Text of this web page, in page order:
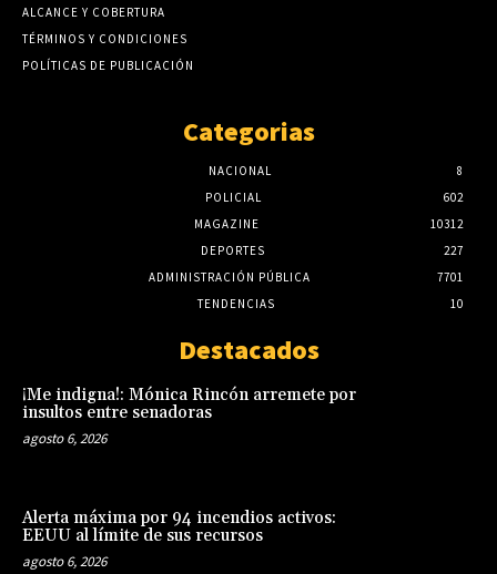
ALCANCE Y COBERTURA
TÉRMINOS Y CONDICIONES
POLÍTICAS DE PUBLICACIÓN
Categorias
NACIONAL
8
POLICIAL
602
MAGAZINE
10312
DEPORTES
227
ADMINISTRACIÓN PÚBLICA
7701
TENDENCIAS
10
Destacados
¡Me indigna!: Mónica Rincón arremete por
insultos entre senadoras
agosto 6, 2026
Alerta máxima por 94 incendios activos:
EEUU al límite de sus recursos
agosto 6, 2026